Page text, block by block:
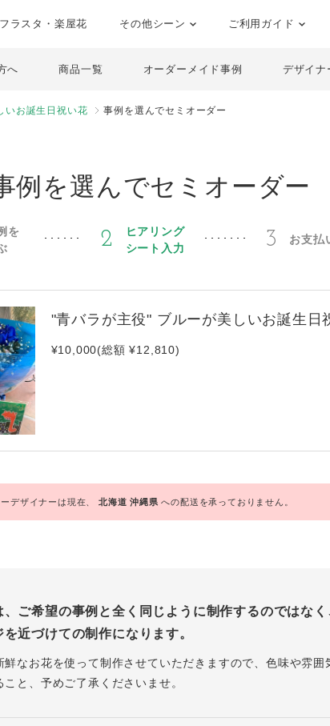
フラスタ・楽屋花 その他シーン ご利用ガイド
へ 商品一覧 オーダーメイド事例 デザイナ
いお誕生日祝い花 事例を選んでセミオーダー
例を選んでセミオーダー
を
2
ヒアリング
シート入力
3 お支払
"青バラが主役" ブルーが美しいお誕生日
¥10,000(総額 ¥12,810)
ーデザイナーは現在、北海道沖縄県への配送を承っておりません。
、ご希望の事例と全く同じように制作するのではな
近づけての制作になります。
鮮なお花を使って制作させていただきますので、色味や雰囲
と、予めご了承くださいませ。